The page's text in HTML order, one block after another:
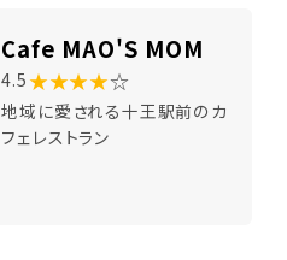
Cafe MAO'S MOM
4.5 ★★★★☆
地域に愛される十王駅前のカ
フェレストラン